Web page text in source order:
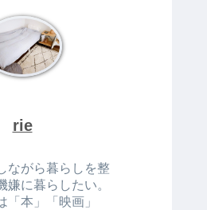
rie
ながら暮らしを整
嫌に暮らしたい。
「本」「映画」